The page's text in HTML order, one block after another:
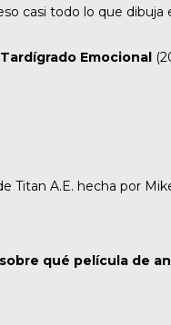
casi todo lo que
Tardígrado Emocional
Titan A.E. hecha por
sobre qué película de